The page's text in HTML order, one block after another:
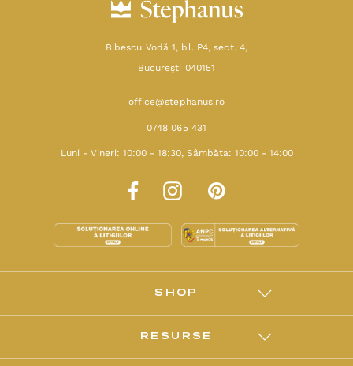
Bibescu Vodă 1, bl. P4, sect. 4,
Bucureşti 040151
office@stephanus.ro
0748 065 431
Luni - Vineri: 10:00 - 18:30, Sâmbăta: 10:00 - 14:00
SHOP
RESURSE